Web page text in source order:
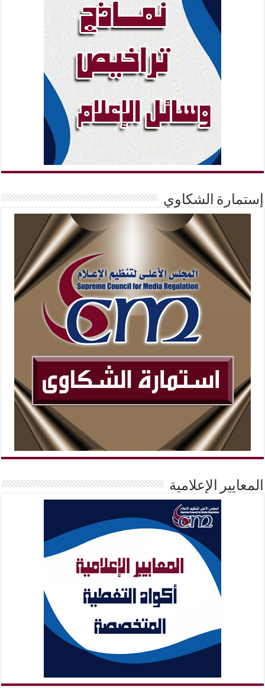
إستمارة الشكاوي
المعايير الإعلامية